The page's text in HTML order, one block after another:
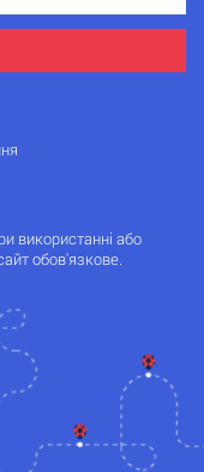
використанні або
обов'язкове.